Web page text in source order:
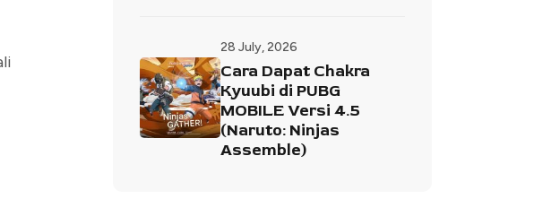
28 July, 2026
Cara Dapat Chakra
Kyuubi di PUBG
MOBILE Versi 4.5
(Naruto: Ninjas
Assemble)